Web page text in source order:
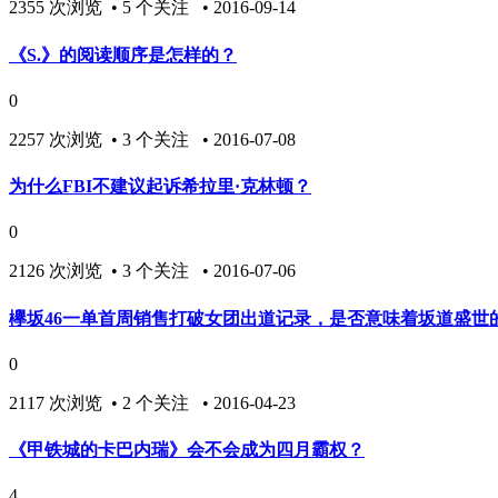
2355 次浏览 • 5 个关注 • 2016-09-14
《S.》的阅读顺序是怎样的？
0
2257 次浏览 • 3 个关注 • 2016-07-08
为什么FBI不建议起诉希拉里·克林顿？
0
2126 次浏览 • 3 个关注 • 2016-07-06
欅坂46一单首周销售打破女团出道记录，是否意味着坂道盛世
0
2117 次浏览 • 2 个关注 • 2016-04-23
《甲铁城的卡巴内瑞》会不会成为四月霸权？